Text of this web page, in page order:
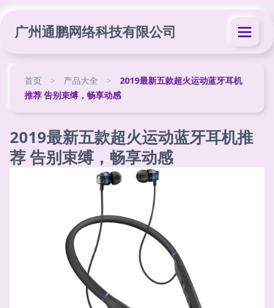
广州通鹏网络科技有限公司
首页 > 产品大全 >
2019最新五款超火运动蓝牙耳机
推荐 告别束缚，畅享动感
2019最新五款超火运动蓝牙耳机推
荐 告别束缚，畅享动感